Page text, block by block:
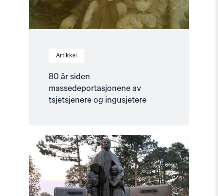
Artikkel
80 år siden
massedeportasjonene av
tsjetsjenere og ingusjetere
Read
article
"80
år
siden
massedeportasjonen
av